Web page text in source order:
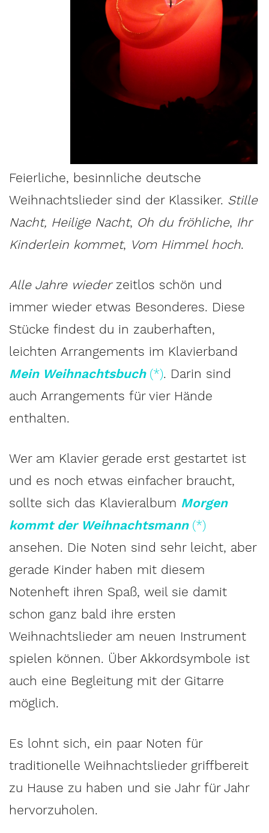
Feierliche, besinnliche deutsche
Weihnachtslieder sind der Klassiker. Stille
Nacht, Heilige Nacht, Oh du fröhliche, Ihr
Kinderlein kommet, Vom Himmel hoch.
Alle Jahre wiederzeitlos schön und
immer wieder etwas Besonderes. Diese
Stücke findest du in zauberhaften,
leichten Arrangements im Klavierband
Mein Weihnachtsbuch (*). Darin sind
auch Arrangements für vier Hände
enthalten.
Wer am Klavier gerade erst gestartet ist
und es noch etwas einfacher braucht,
sollte sich das Klavieralbum Morgen
kommt der Weihnachtsmann (*)
ansehen. Die Noten sind sehr leicht, aber
gerade Kinder haben mit diesem
Notenheft ihren Spaß, weil sie damit
schon ganz bald ihre ersten
Weihnachtslieder am neuen Instrument
spielen können. Über Akkordsymbole ist
auch eine Begleitung mit der Gitarre
möglich.
Es lohnt sich, ein paar Noten für
traditionelle Weihnachtslieder griffbereit
zu Hause zu haben und sie Jahr für Jahr
hervorzuholen.